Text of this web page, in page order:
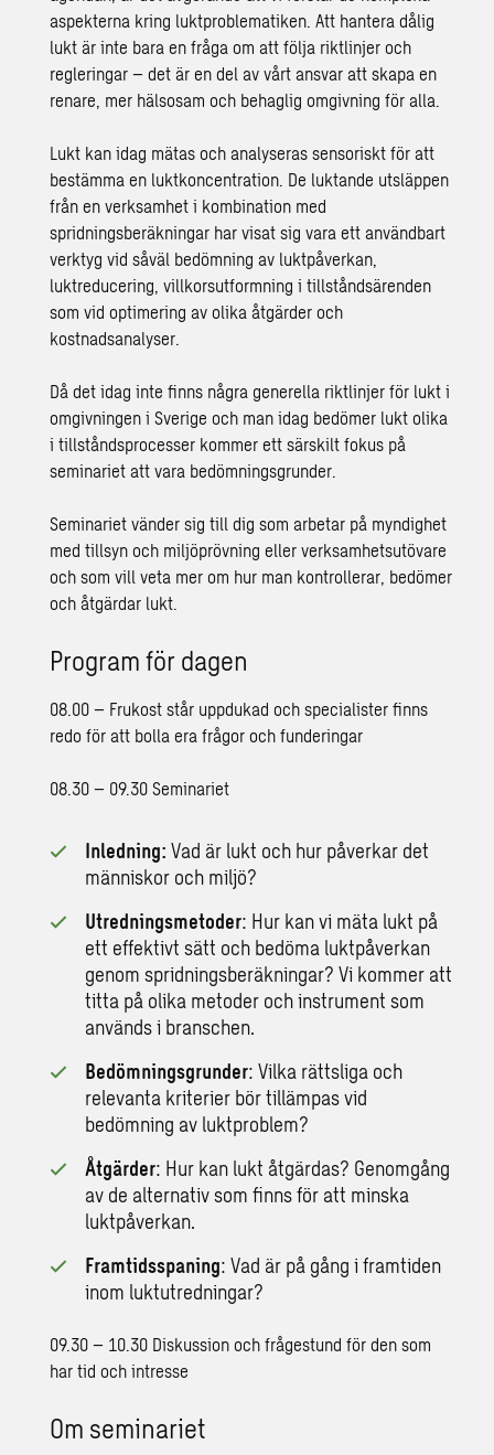
aspekterna kring luktproblematiken. Att hantera dålig
lukt är inte bara en fråga om att följa riktlinjer och
regleringar – det är en del av vårt ansvar att skapa en
renare, mer hälsosam och behaglig omgivning för alla.
Lukt kan idag mätas och analyseras sensoriskt för att
bestämma en luktkoncentration. De luktande utsläppen
från en verksamhet i kombination med
spridningsberäkningar har visat sig vara ett användbart
verktyg vid såväl bedömning av luktpåverkan,
luktreducering, villkorsutformning i tillståndsärenden
som vid optimering av olika åtgärder och
kostnadsanalyser.
Då det idag inte finns några generella riktlinjer för lukt i
omgivningen i Sverige och man idag bedömer lukt olika
i tillståndsprocesser kommer ett särskilt fokus på
seminariet att vara bedömningsgrunder.
Seminariet vänder sig till dig som arbetar på myndighet
med tillsyn och miljöprövning eller verksamhetsutövare
och som vill veta mer om hur man kontrollerar, bedömer
och åtgärdar lukt.
Program för dagen
08.00 – Frukost står uppdukad och specialister finns
redo för att bolla era frågor och funderingar
08.30 – 09.30 Seminariet
Inledning: Vad är lukt och hur påverkar det
människor och miljö?
Utredningsmetoder: Hur kan vi mäta lukt på
ett effektivt sätt och bedöma luktpåverkan
genom spridningsberäkningar? Vi kommer att
titta på olika metoder och instrument som
används i branschen.
Bedömningsgrunder: Vilka rättsliga och
relevanta kriterier bör tillämpas vid
bedömning av luktproblem?
Åtgärder: Hur kan lukt åtgärdas? Genomgång
av de alternativ som finns för att minska
luktpåverkan.
Framtidsspaning: Vad är på gång i framtiden
inom luktutredningar?
09.30 – 10.30 Diskussion och frågestund för den som
har tid och intresse
Om seminariet